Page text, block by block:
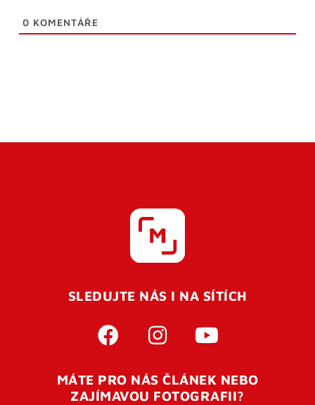
0 KOMENTÁŘE
SLEDUJTE NÁS I NA SÍTÍCH
MÁTE PRO NÁS ČLÁNEK NEBO
ZAJÍMAVOU FOTOGRAFII?